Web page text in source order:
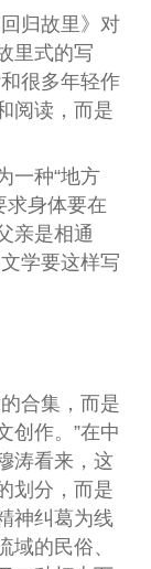
归故里》对
里式的写
很多年轻作
阅读，而是
种“地方
求身体要在
亲是相通
学要这样写
合集，而是
创作。”在中
涛看来，这
划分，而是
神纠葛为线
域的民俗、